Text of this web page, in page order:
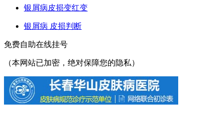
银屑病皮损变红变
银屑病 皮损判断
免费自助在线挂号
（本网站已加密，绝对保障您的隐私）